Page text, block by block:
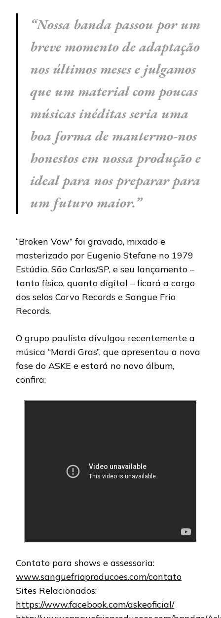
“Nossa banda passou por um
breve momento de adaptação
nos últimos meses e julgamos
que um material com poucas
músicas inéditas seria uma
boa forma de mantermo-nos
honestos em nossa produção e
ideal para nos preparar para
um futuro maior.”
“Broken Vow” foi gravado, mixado e
masterizado por Eugenio Stefane no 1979
Estúdio, São Carlos/SP, e seu lançamento –
tanto físico, quanto digital – ficará a cargo
dos selos Corvo Records e Sangue Frio
Records.
O grupo paulista divulgou recentemente a
música “Mardi Gras”, que apresentou a nova
fase do ASKE e estará no novo álbum,
confira:
Contato para shows e assessoria:
www.sanguefrioproducoes.com/contato
Sites Relacionados:
https://www.facebook.com/askeoficial/